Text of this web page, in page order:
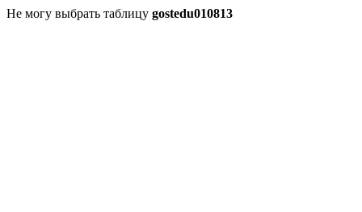
Не могу выбрать таблицу gostedu010813